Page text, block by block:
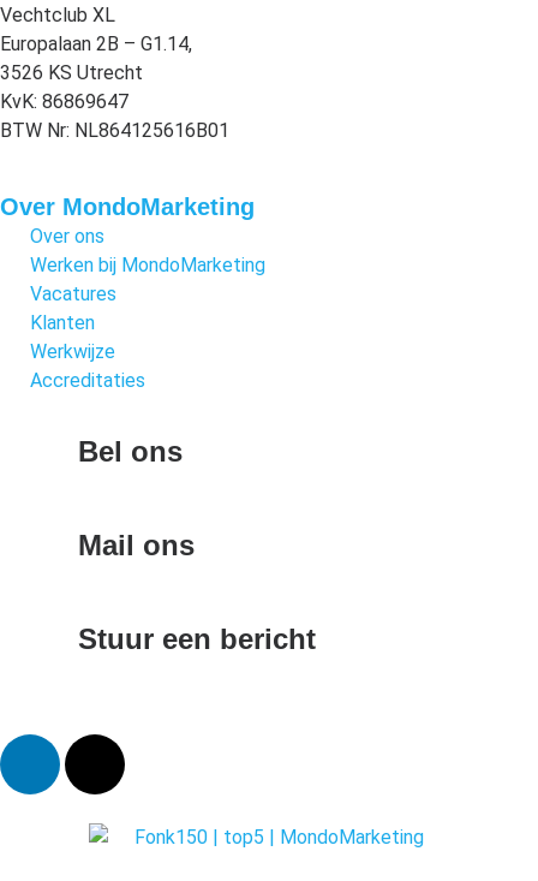
Vechtclub XL
Europalaan 2B – G1.14,
3526 KS Utrecht
KvK: 86869647
BTW Nr: NL864125616B01
Over MondoMarketing
Over ons
Werken bij MondoMarketing
Vacatures
Klanten
Werkwijze
Accreditaties
Bel ons
Mail ons
Stuur een bericht